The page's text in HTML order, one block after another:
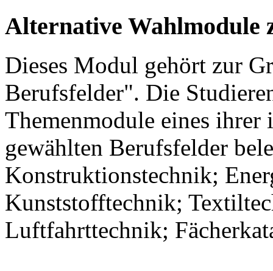
Alternative Wahlmodule
Dieses Modul gehört zur
Berufsfelder". Die
Themenmodule eines ihrer
gewählten Berufsfelder
Konstruktionstechnik;
Kunststofftechnik;
Luftfahrttechnik;